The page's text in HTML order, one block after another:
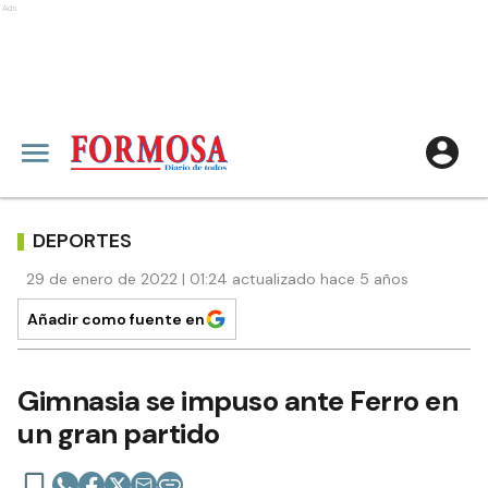
Ads
DEPORTES
29 de enero de 2022 | 01:24 actualizado hace 5 años
Añadir como fuente en
Gimnasia se impuso ante Ferro en
un gran partido